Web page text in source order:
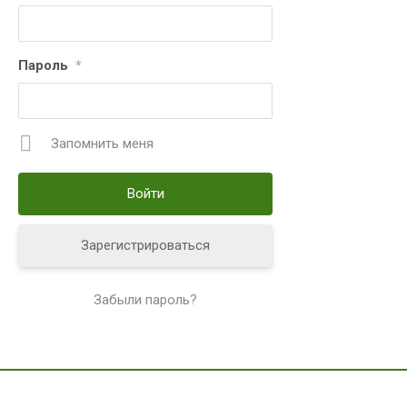
Пароль *
Запомнить меня
Зарегистрироваться
Забыли пароль?